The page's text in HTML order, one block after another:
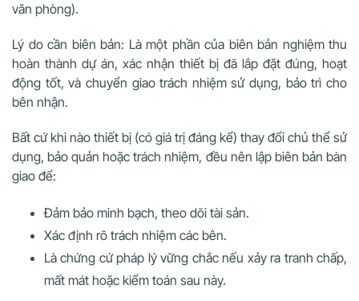
văn phòng).
Lý do cần biên bản: Là một phần của biên bản nghiệm thu
hoàn thành dự án, xác nhận thiết bị đã lắp đặt đúng, hoạt
động tốt, và chuyển giao trách nhiệm sử dụng, bảo trì cho
bên nhận.
Bất cứ khi nào thiết bị (có giá trị đáng kể) thay đổi chủ thể sử
dụng, bảo quản hoặc trách nhiệm, đều nên lập biên bản bàn
giao để:
Đảm bảo minh bạch, theo dõi tài sản.
Xác định rõ trách nhiệm các bên.
Là chứng cứ pháp lý vững chắc nếu xảy ra tranh chấp,
mất mát hoặc kiểm toán sau này.